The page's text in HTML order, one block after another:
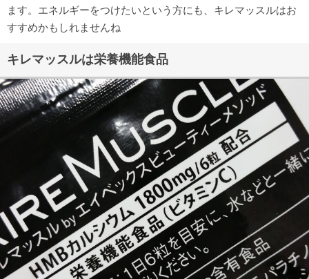
ます。エネルギーをつけたいという方にも、キレマッスルはお
すすめかもしれませんね
キレマッスルは栄養機能食品